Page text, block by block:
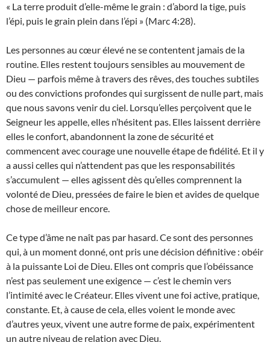
« La terre produit d’elle-même le grain : d’abord la tige, puis
l’épi, puis le grain plein dans l’épi » (Marc 4:28).
Les personnes au cœur élevé ne se contentent jamais de la
routine. Elles restent toujours sensibles au mouvement de
Dieu — parfois même à travers des rêves, des touches subtiles
ou des convictions profondes qui surgissent de nulle part, mais
que nous savons venir du ciel. Lorsqu’elles perçoivent que le
Seigneur les appelle, elles n’hésitent pas. Elles laissent derrière
elles le confort, abandonnent la zone de sécurité et
commencent avec courage une nouvelle étape de fidélité. Et il y
a aussi celles qui n’attendent pas que les responsabilités
s’accumulent — elles agissent dès qu’elles comprennent la
volonté de Dieu, pressées de faire le bien et avides de quelque
chose de meilleur encore.
Ce type d’âme ne naît pas par hasard. Ce sont des personnes
qui, à un moment donné, ont pris une décision définitive : obéir
à la puissante Loi de Dieu. Elles ont compris que l’obéissance
n’est pas seulement une exigence — c’est le chemin vers
l’intimité avec le Créateur. Elles vivent une foi active, pratique,
constante. Et, à cause de cela, elles voient le monde avec
d’autres yeux, vivent une autre forme de paix, expérimentent
un autre niveau de relation avec Dieu.